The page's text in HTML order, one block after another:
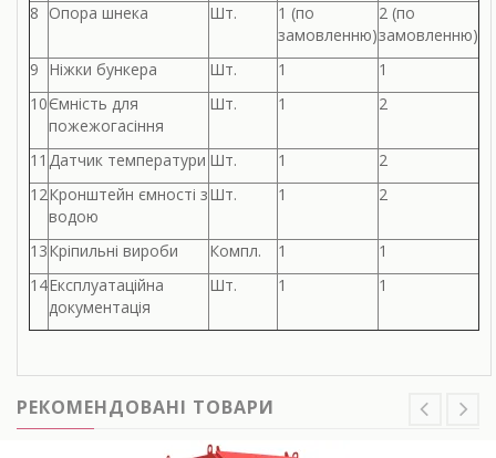
8 Опора шнека Шт.
1 (по
замовленню)
2 (по
замовленню)
9 Ніжки бункера Шт. 1
1
10Ємність для
пожежогасіння
Шт. 1 2
11 Датчик температури Шт. 1
2
12Кронштейн ємності з
водою
Шт. 1 2
13Кріпильні вироби Компл. 1
1
14Експлуатаційна
документація
Шт. 1 1
РЕКОМЕНДОВАНІ ТОВАРИ